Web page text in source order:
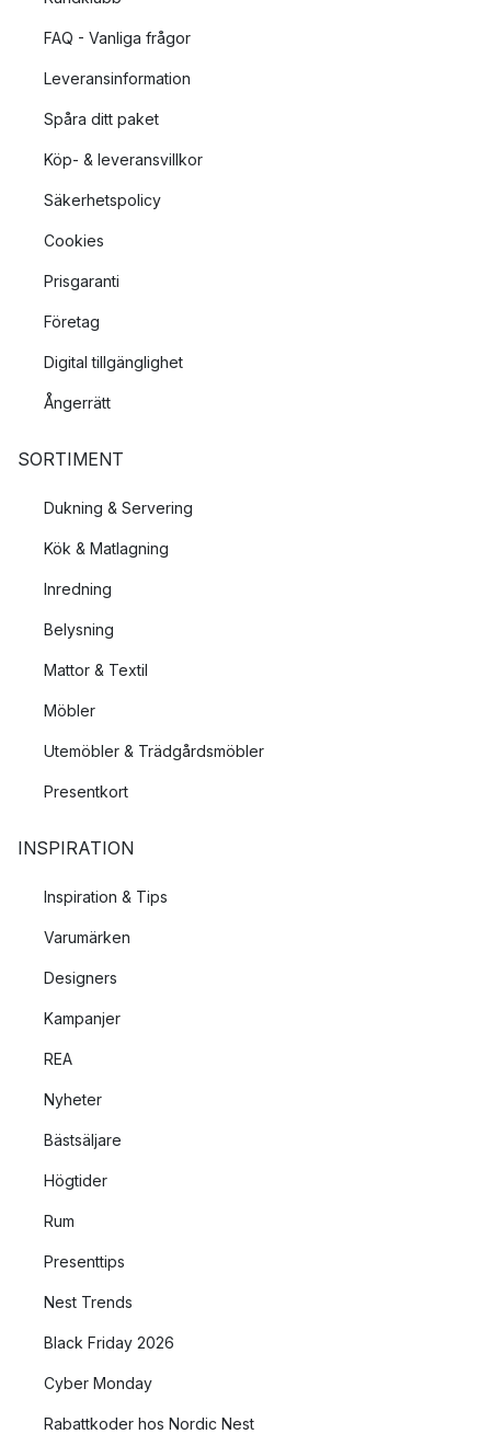
FAQ - Vanliga frågor
Leveransinformation
Spåra ditt paket
Köp- & leveransvillkor
Säkerhetspolicy
Cookies
Prisgaranti
Företag
Digital tillgänglighet
Ångerrätt
SORTIMENT
Dukning & Servering
Kök & Matlagning
Inredning
Belysning
Mattor & Textil
Möbler
Utemöbler & Trädgårdsmöbler
Presentkort
INSPIRATION
Inspiration & Tips
Varumärken
Designers
Kampanjer
REA
Nyheter
Bästsäljare
Högtider
Rum
Presenttips
Nest Trends
Black Friday 2026
Cyber Monday
Rabattkoder hos Nordic Nest